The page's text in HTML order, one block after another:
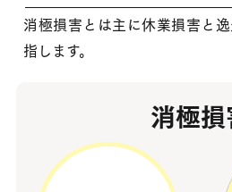
消極損害とは主に休業損害と
指します。
消極損